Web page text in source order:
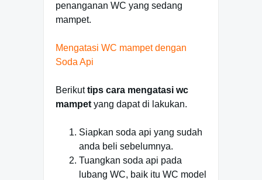
penanganan WC yang sedang
mampet.
Mengatasi WC mampet dengan
Soda Api
Berikuttips cara mengatasi wc
mampet yang dapat di lakukan.
Siapkan soda api yang sudah
anda beli sebelumnya.
Tuangkan soda api pada
lubang WC, baik itu WC model